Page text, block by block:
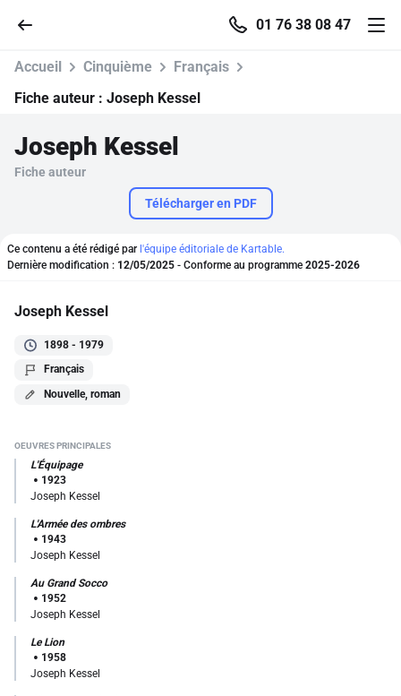
01 76 38 08 47
Accueil
Recherche
Accueil Cinquième
Français
Fiche auteur : Joseph Kessel
Joseph Kessel
Fiche auteur
Télécharger en PDF
Ce contenu a été rédigé par l'équipe éditoriale de Kartable.
Dernière modification : 12/05/2025 - Conforme au programme 2025-2026
Joseph Kessel
1898 - 1979
Français
Nouvelle, roman
Joseph Kessel
L'Équipage
1923
Joseph Kessel
L'Armée des ombres
1943
Joseph Kessel
Au Grand Socco
1952
Joseph Kessel
Le Lion
1958